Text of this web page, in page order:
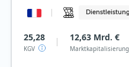
25,28
KGV
12,63 Mrd. €
Marktkapitalisierung